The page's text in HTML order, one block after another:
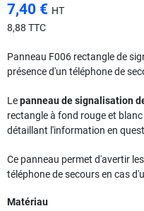
7,40 € HT
8,88 TTC
Panneau F006 rectangle de
présence d'un téléphone de
Lepanneau de signalisation
rectangle à fond rouge et
détaillant l'information en
Ce panneau permet d'avertir
téléphone de secours en cas
Matériau